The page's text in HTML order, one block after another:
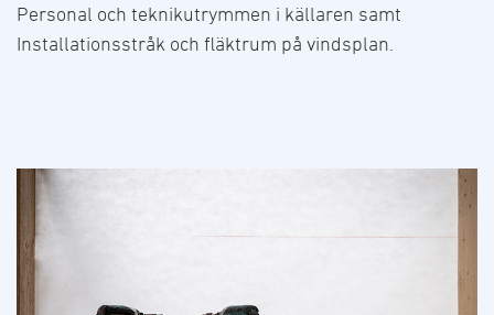
Personal och teknikutrymmen i källaren samt
Installationsstråk och fläktrum på vindsplan.